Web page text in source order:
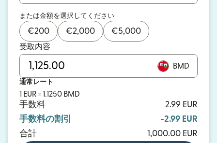
または金額を選択してください
€200 €2,000 €5,000
受取内容
BMD
通常レート
1 EUR = 1.1250 BMD
手数料
2.99 EUR
手数料の割引
-2.99 EUR
合計
1,000.00 EUR